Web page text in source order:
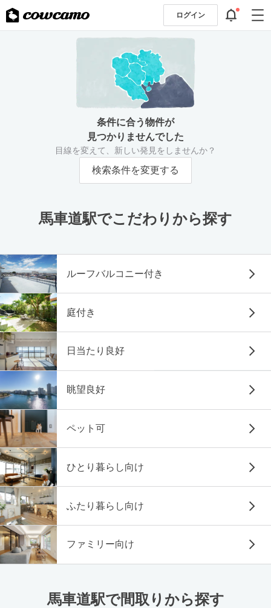
ログイン
条件に合う物件が
見つかりませんでした
目線を変えて、新しい発見をしませんか？
検索条件を変更する
馬車道駅でこだわりから探す
ルーフバルコニー付き
庭付き
日当たり良好
眺望良好
ペット可
ひとり暮らし向け
ふたり暮らし向け
ファミリー向け
馬車道駅で間取りから探す